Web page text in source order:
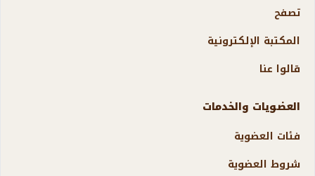
تصفح
المكتبة الإلكترونية
قالوا عنا
العضويات والخدمات
فئات العضوية
شروط العضوية